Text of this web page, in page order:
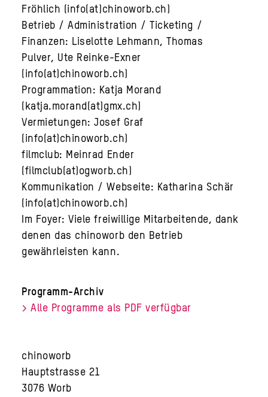
Fröhlich (info(at)chinoworb.ch)
Betrieb / Administration / Ticketing /
Finanzen: Liselotte Lehmann, Thomas
Pulver, Ute Reinke-Exner
(info(at)chinoworb.ch)
Programmation: Katja Morand
(katja.morand(at)gmx.ch)
Vermietungen: Josef Graf
(info(at)chinoworb.ch)
filmclub: Meinrad Ender
(filmclub(at)ogworb.ch)
Kommunikation / Webseite: Katharina Schär
(info(at)chinoworb.ch)
Im Foyer: Viele freiwillige Mitarbeitende, dank
denen das chinoworb den Betrieb
gewährleisten kann.
Programm-Archiv
> Alle Programme als PDF verfügbar
chinoworb
Hauptstrasse 21
3076 Worb